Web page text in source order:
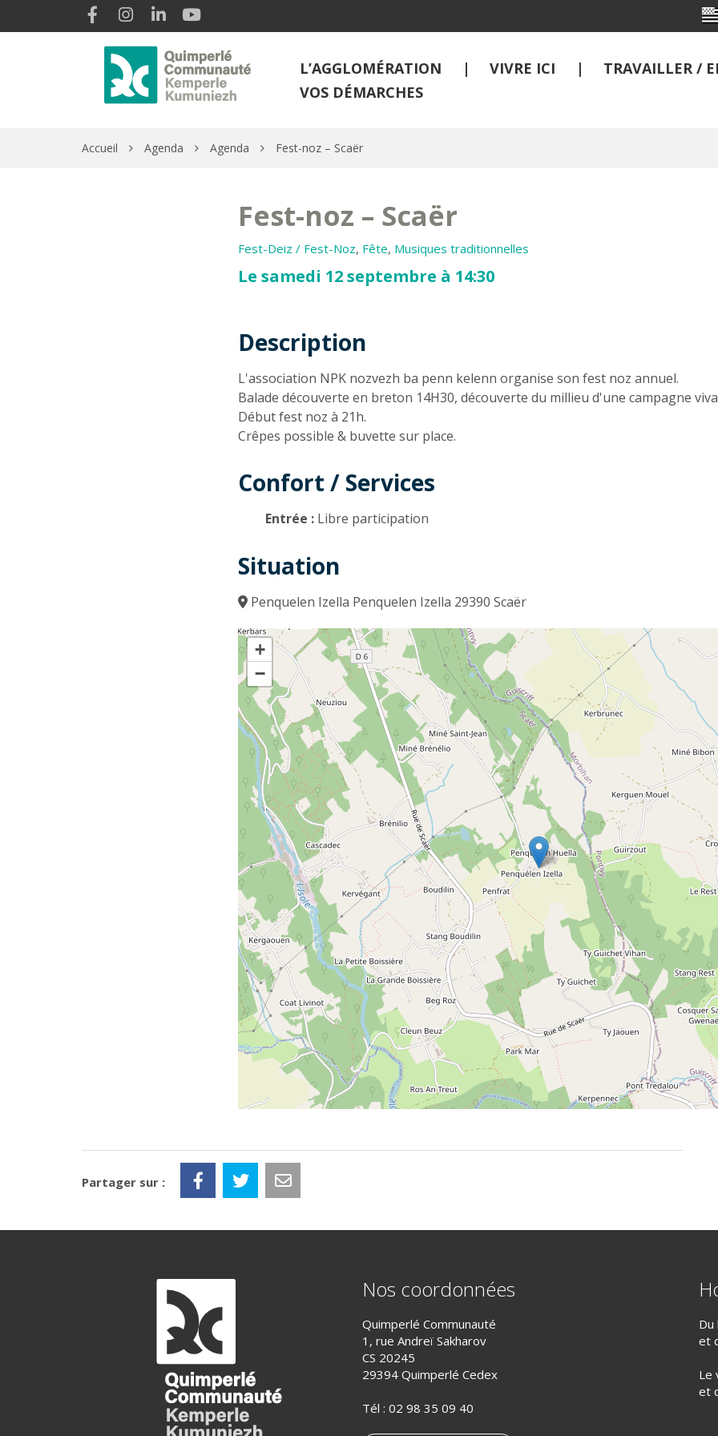
Gestion des traceurs Lien vers le compte Facebook
Lien vers le compte Instagram
Lien vers le compte Linkedin
L’AGGLOMÉRATION VIVRE ICI
TRAVAILLER /
VOS DÉMARCHES
Accueil Agenda Agenda Fest-noz – Scaër
Fest-noz – Scaër
Fest-Deiz / Fest-Noz, Fête, Musiques traditionnelles
Le samedi 12 septembre à 14:30
Description
Description
L'association NPK nozvezh ba penn kelenn organise son fest noz annuel.
Balade découverte en breton 14H30, découverte du millieu d'une campagne
Début fest noz à 21h.
Crêpes possible & buvette sur place.
Confort / Services
Entrée : Libre participation
Situation
Penquelen Izella Penquelen Izella 29390 Scaër
+
−
Partager sur :
Nos coordonnées
Quimperlé Communauté
1, rue Andreï Sakharov
CS 20245
29394 Quimperlé Cedex
Tél : 02 98 35 09 40
Du
et
Le
et